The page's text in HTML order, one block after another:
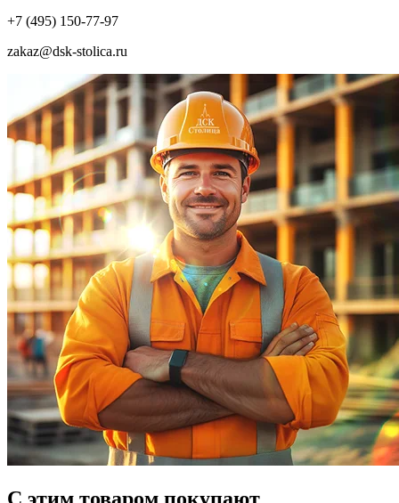
+7 (495) 150-77-97
zakaz@dsk-stolica.ru